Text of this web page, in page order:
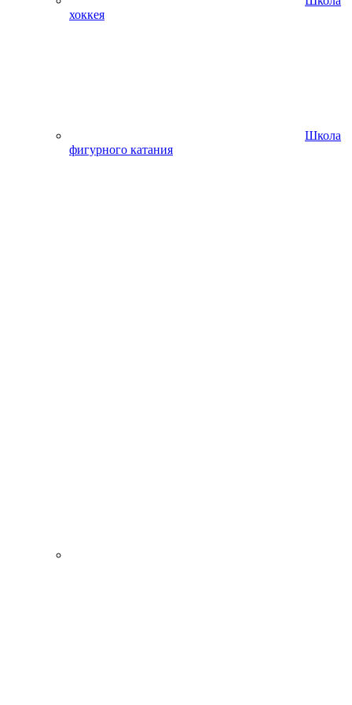
хоккея
Школа
фигурного катания